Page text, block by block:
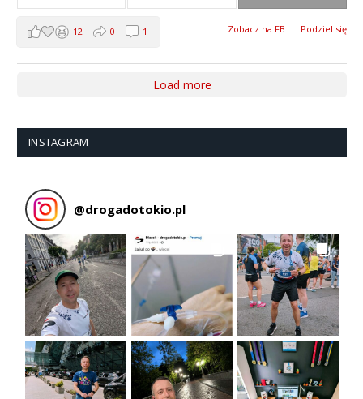
Zobacz na FB · Podziel się
12 0 1
Load more
INSTAGRAM
@drogadotokio.pl